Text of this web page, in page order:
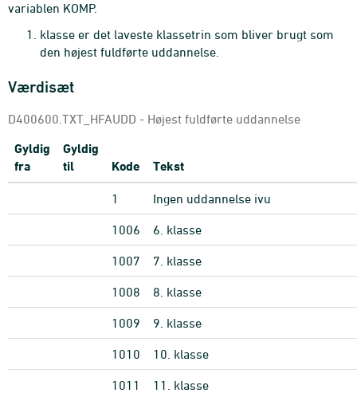
variablen KOMP.
klasse er det laveste klassetrin som bliver brugt som
den højest fuldførte uddannelse.
Værdisæt
D400600.TXT_HFAUDD - Højest fuldførte uddannelse
Gyldig
fra
Gyldig
til
Kode Tekst
1 Ingen uddannelse ivu
1006 6. klasse
1007 7. klasse
1008 8. klasse
1009 9. klasse
1010 10. klasse
1011 11. klasse